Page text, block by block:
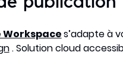
Workspaces’adapte à
. Solution cloud